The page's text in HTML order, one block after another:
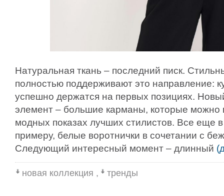
Натуральная ткань – последний писк.
полностью поддерживают это направление:
успешно держатся на первых позициях.
элемент – большие карманы, которые можно
модных показах лучших стилистов. Все еще в
примеру, белые воротнички в сочетании с
Следующий интересный момент – длинный
новая коллекция , тренды